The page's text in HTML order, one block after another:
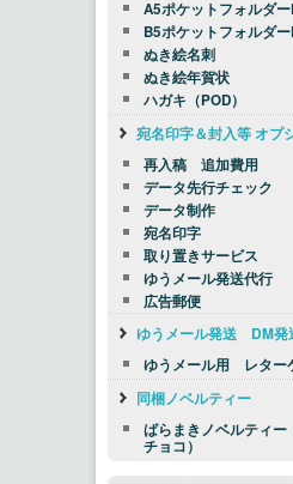
A5ポケットフォルダ
B5ポケットフォルダ
ぬき絵名刺
ぬき絵年賀状
ハガキ（POD）
宛名印字＆封入等 オプ
再入稿 追加費用
データ先行チェック
データ制作
宛名印字
取り置きサービス
ゆうメール発送代行
広告郵便
ゆうメール発送 DM発
ゆうメール用 レター
同梱ノベルティー
ばらまきノベルティー
チョコ）